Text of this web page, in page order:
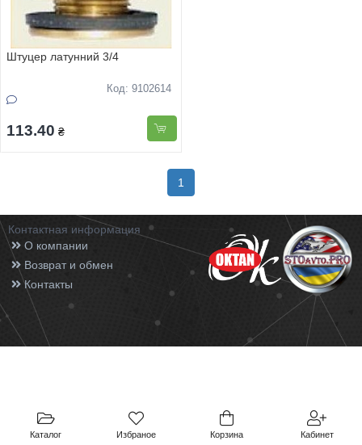
Каталог Избраное Корзина Кабинет
Штуцер латунний 3/4
Код: 9102614
113.40 ₴
1
Контактная информация
О компании
Возврат и обмен
Контакты